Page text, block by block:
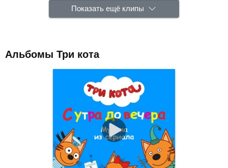
Показать ещё клипы
Альбомы Три кота